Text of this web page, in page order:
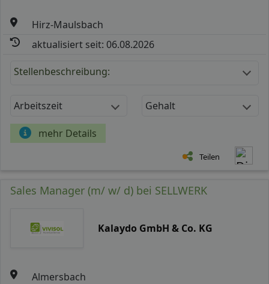
Hirz-Maulsbach
aktualisiert seit: 06.08.2026
Stellenbeschreibung:
Arbeitszeit Gehalt
mehr Details
Teilen
Sales Manager (m/ w/ d) bei SELLWERK
Kalaydo GmbH & Co. KG
Almersbach